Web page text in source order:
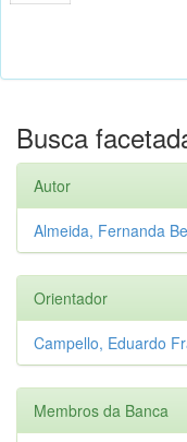
Busca
Autor
Almeida, Fernanda
Orientador
Campello, Eduardo
Membros da Banca